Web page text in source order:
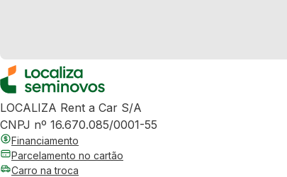
LOCALIZA Rent a Car S/A
CNPJ nº 16.670.085/0001-55
Financiamento
Parcelamento no cartão
Carro na troca